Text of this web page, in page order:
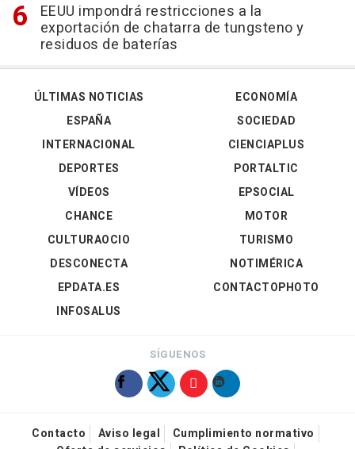
EEUU impondrá restricciones a la
exportación de chatarra de tungsteno y
residuos de baterías
ÚLTIMAS NOTICIAS
ESPAÑA
INTERNACIONAL
DEPORTES
VÍDEOS
ECONOMÍA
SOCIEDAD
CIENCIAPLUS
PORTALTIC
EPSOCIAL
CHANCE
CULTURAOCIO
DESCONECTA
EPDATA.ES
INFOSALUS
MOTOR
TURISMO
NOTIMÉRICA
CONTACTOPHOTO
SÍGUENOS
Contacto Aviso legal
Cumplimiento normativo